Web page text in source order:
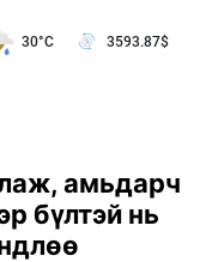
30°C 3593.87$
амьдарч
бүлтэй нь